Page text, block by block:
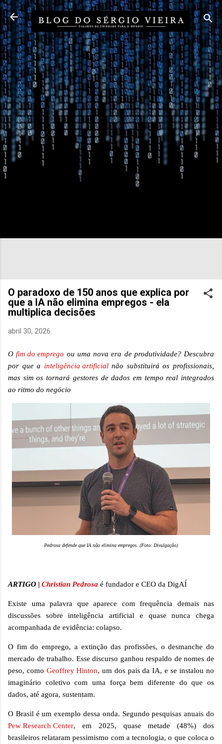
Pular para o conteúdo principal
O paradoxo de 150 anos que explica por
que a IA não elimina empregos - ela
multiplica decisões
abril 30, 2026
Ofim do emprego ou uma nova era de produtividade? Descubra
por que a inteligência artificialnão substituirá os profissionais,
mas sim os tornará gestores de dados em tempo real integrados
ao ritmo do negócio
Pedrosa defende que IA não elimina empregos. (Foto: Divulgação)
ARTIGO | Christian Pedrosa é fundador e CEO da DigAÍ
Existe uma palavra que aparece com frequência demais nas
discussões sobre inteligência artificial e quase nunca chega
acompanhada de evidência: colapso.
O fim do emprego, a extinção das profissões, o desmanche do
mercado de trabalho. Esse discurso ganhou respaldo de nomes de
peso, como Geoffrey Hinton, um dos pais da IA, e se instalou no
imaginário coletivo com uma força bem diferente do que os
dados, até agora, sustentam.
O Brasil é um exemplo dessa onda. Segundo pesquisas anuais do
Pew Research Center, em 2025, quase metade (48%) dos
brasileiros relataram pessimismo com a tecnologia, o que coloca o